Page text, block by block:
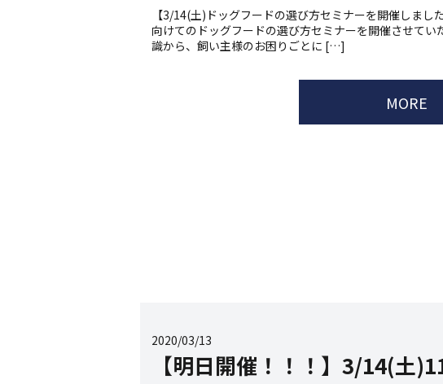
【3/14(土)ドッグフードの選び方セミナーを開催しま
向けてのドッグフードの選び方セミナーを開催させて
識から、飼い主様のお困りごとに […]
MORE
2020/03/13
【明日開催！！！】3/14(